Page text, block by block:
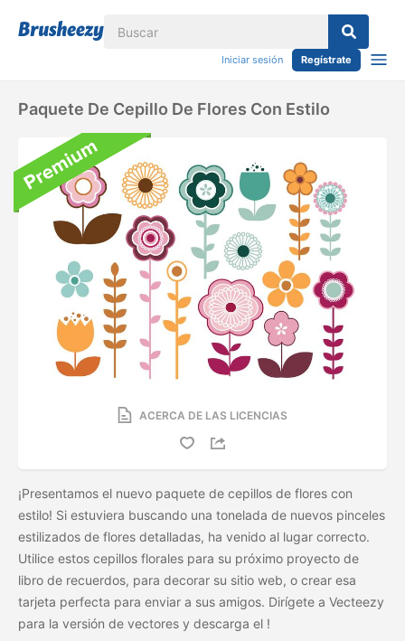
Iniciar sesión Regístrate
Paquete De Cepillo De Flores Con Estilo
ACERCA DE LAS LICENCIAS
¡Presentamos el nuevo paquete de cepillos de flores con
estilo! Si estuviera buscando una tonelada de nuevos pinceles
estilizados de flores detalladas, ha venido al lugar correcto.
Utilice estos cepillos florales para su próximo proyecto de
libro de recuerdos, para decorar su sitio web, o crear esa
tarjeta perfecta para enviar a sus amigos. Dirígete a Vecteezy
para la versión de vectores y descarga el !